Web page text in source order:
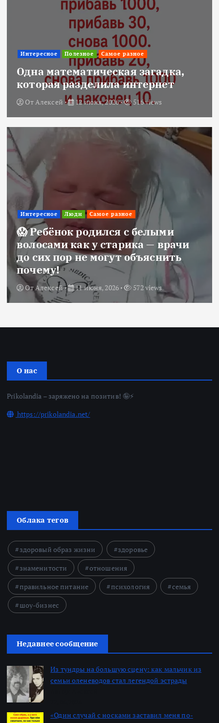
Интересное Полезное Самое разное
Одна математическая загадка,
которая разделила интернет
ОтАлексей 12 июня, 2026 516 views
Интересное Люди Самое разное
😱 Ребёнок родился с белыми
волосами как у старика — врачи
до сих пор не могут объяснить
почему!
ОтАлексей 11 июня, 2026 572 views
О нас
Prikolandia – заряжено на позитив! 🤪⚡
https://prikolandia.net/
Облака тегов
здоровый образ жизни
здоровье
знаменитости
отношения
правильное питание
психология
семья
шоу-бизнес
Недавнее сообщение
Из тундры на большую сцену: как мальчик из
семьи оленеводов стал легендой эстрады
«Один случай с носками заставил меня по-